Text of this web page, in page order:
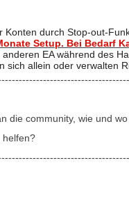
Konten durch Stop-out-
Setup. Bei Bedarf
EA während des
sich allein oder verwalten
die community, wie und
helfen?